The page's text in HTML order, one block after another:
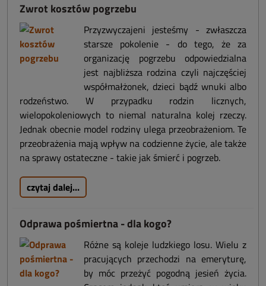
Zwrot kosztów pogrzebu
Przyzwyczajeni jesteśmy - zwłaszcza
starsze pokolenie - do tego, że za
organizację pogrzebu odpowiedzialna
jest najbliższa rodzina czyli najczęściej
współmałżonek, dzieci bądź wnuki albo
rodzeństwo. W przypadku rodzin licznych,
wielopokoleniowych to niemal naturalna kolej rzeczy.
Jednak obecnie model rodziny ulega przeobrażeniom. Te
przeobrażenia mają wpływ na codzienne życie, ale także
na sprawy ostateczne - takie jak śmierć i pogrzeb.
czytaj dalej...
Odprawa pośmiertna - dla kogo?
Różne są koleje ludzkiego losu. Wielu z
pracujących przechodzi na emeryturę,
by móc przeżyć pogodną jesień życia.